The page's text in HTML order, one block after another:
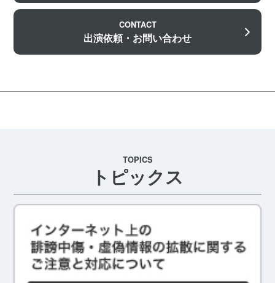
CONTACT
出演依頼・お問い合わせ
TOPICS
トピックス